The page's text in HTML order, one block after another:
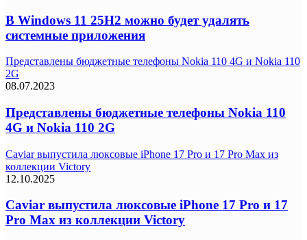
В Windows 11 25H2 можно будет удалять
системные приложения
Представлены бюджетные телефоны Nokia 110 4G и Nokia 110
2G
08.07.2023
Представлены бюджетные телефоны Nokia 110
4G и Nokia 110 2G
Caviar выпустила люксовые iPhone 17 Pro и 17 Pro Max из
коллекции Victory
12.10.2025
Caviar выпустила люксовые iPhone 17 Pro и 17
Pro Max из коллекции Victory